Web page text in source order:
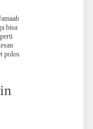
bisa
polos